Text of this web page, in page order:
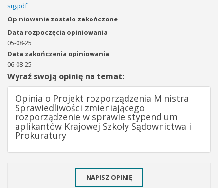
sig.pdf
Opiniowanie zostało zakończone
Data rozpoczęcia opiniowania
05-08-25
Data zakończenia opiniowania
06-08-25
Wyraź swoją opinię na temat:
Opinia o Projekt rozporządzenia Ministra
Sprawiedliwości zmieniającego
rozporządzenie w sprawie stypendium
aplikantów Krajowej Szkoły Sądownictwa i
Prokuratury
NAPISZ OPINIĘ